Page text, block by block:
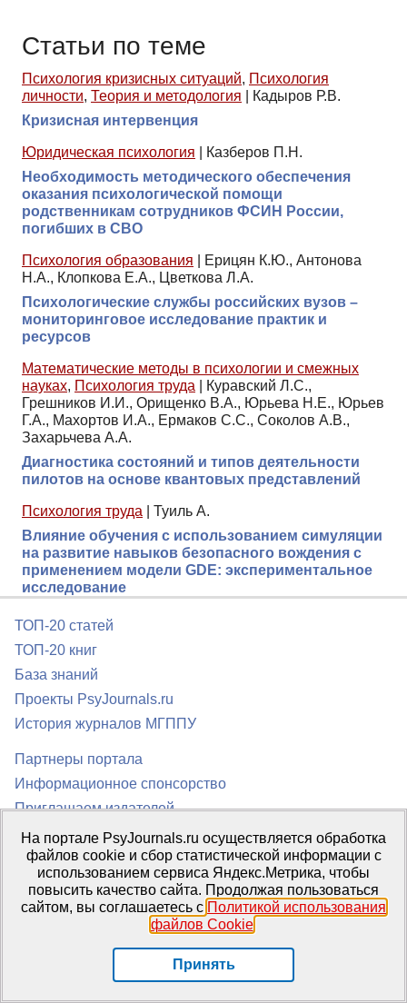
Статьи по теме
Психология кризисных ситуаций, Психология
личности, Теория и методология
Кадыров Р.В.
Кризисная интервенция
Юридическая психология
Казберов П.Н.
Необходимость методического обеспечения
оказания психологической помощи
родственникам сотрудников ФСИН России,
погибших в СВО
Психология образования
Ерицян К.Ю., Антонова
Н.А., Клопкова Е.А., Цветкова Л.А.
Психологические службы российских вузов –
мониторинговое исследование практик и
ресурсов
Математические методы в психологии и смежных
науках, Психология труда
Куравский Л.С.,
Грешников И.И., Орищенко В.А., Юрьева Н.Е., Юрьев
Г.А., Махортов И.А., Ермаков С.С., Соколов А.В.,
Захарьчева А.А.
Диагностика состояний и типов деятельности
пилотов на основе квантовых представлений
Психология труда
Туиль А.
Влияние обучения с использованием симуляции
на развитие навыков безопасного вождения с
применением модели GDE: экспериментальное
исследование
ТОП-20 статей
ТОП-20 книг
База знаний
Проекты PsyJournals.ru
История журналов МГППУ
Партнеры портала
Информационное спонсорство
Приглашаем издателей
Подписка на журналы
Персональная страница
О портале
Медиакит
На портале PsyJournals.ru осуществляется обработка
файлов cookie и сбор статистической информации с
использованием сервиса Яндекс.Метрика, чтобы
повысить качество сайта. Продолжая пользоваться
сайтом, вы соглашаетесь с Политикой использования
файлов Cookie.
Принять